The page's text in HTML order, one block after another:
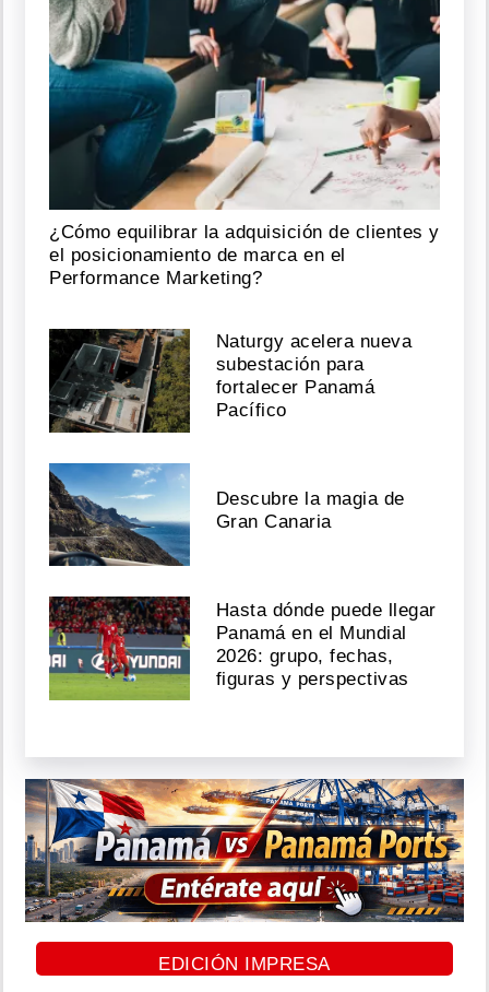
¿Cómo equilibrar la adquisición de clientes y
el posicionamiento de marca en el
Performance Marketing?
Naturgy acelera nueva
subestación para
fortalecer Panamá
Pacífico
Descubre la magia de
Gran Canaria
Hasta dónde puede llegar
Panamá en el Mundial
2026: grupo, fechas,
figuras y perspectivas
EDICIÓN IMPRESA